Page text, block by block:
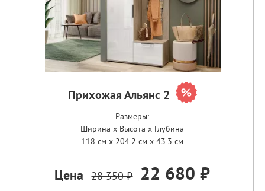
Прихожая Альянс 2
Размеры:
Ширина x Высота x Глубина
118 см x 204.2 см x 43.3 см
Цена 28 350 ₽ 22 680 ₽